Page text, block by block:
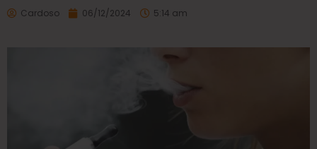
Cardoso 06/12/2024 5:14 am